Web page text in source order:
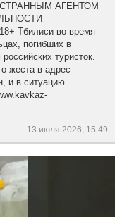
АГЕНТОМ
Тбилиси во время
погибших в
туристок.
жеста в адрес
и в ситуацию
13 июля 2026, 15:49